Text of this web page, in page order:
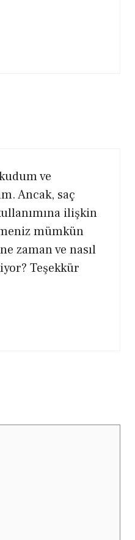
ve
Ancak, saç
ilişkin
mümkün
zaman ve nasıl
Teşekkür